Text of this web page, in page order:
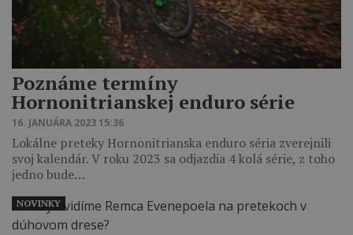
Poznáme termíny
Hornonitrianskej enduro série
16. JANUÁRA 2023 15:36
Lokálne preteky Hornonitrianska enduro séria zverejnili
svoj kalendár. V roku 2023 sa odjazdia 4 kolá série, z toho
jedno bude…
NOVINKY